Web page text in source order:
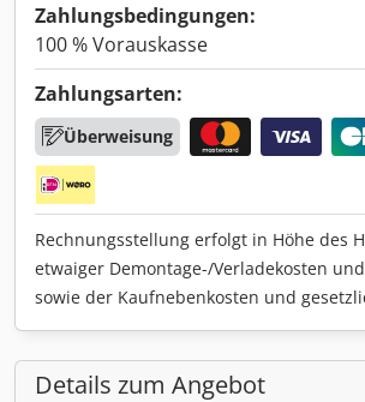
Zahlungsbedingungen:
100 % Vorauskasse
Zahlungsarten:
Überweisung
Rechnungsstellung erfolgt in Höhe des
etwaiger Demontage-/Verladekosten
sowie der Kaufnebenkosten und
Details zum Angebot